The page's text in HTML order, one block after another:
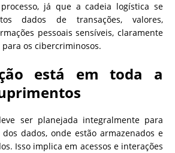
já que a cadeia logística se
dados de transações, valores,
pessoais sensíveis, claramente
os cibercriminosos.
está em toda a
ser planejada integralmente para
dados, onde estão armazenados e
Isso implica em acessos e interações